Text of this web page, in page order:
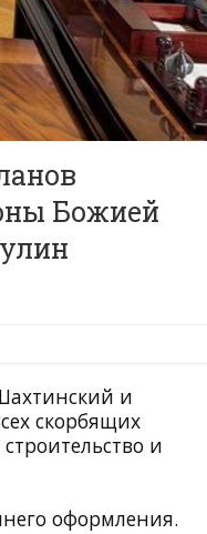
Божией
и
скорбящих
и
оформления.